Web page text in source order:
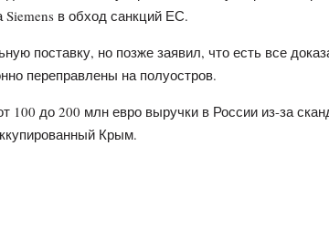
Siemens в обход санкций ЕС.
поставку, но позже заявил, что есть все
переправлены на полуостров.
100 до 200 млн евро выручки в России из-за
Крым.